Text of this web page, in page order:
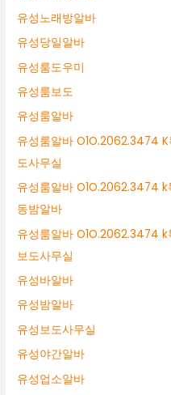
유성노래방알바
유성당일알바
유성룸도우미
유성룸보도
유성룸알바
유성룸알바 O1O.2062.3474
도사무실
유성룸알바 O1O.2062.3474
동밤알바
유성룸알바 O1O.2062.3474
보도사무실
유성바알바
유성밤알바
유성보도사무실
유성야간알바
유성업소알바